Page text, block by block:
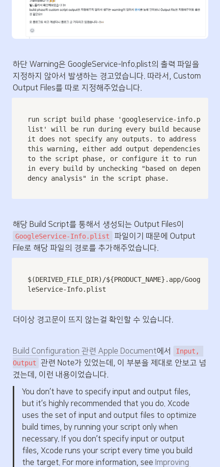
하단 Warning은 GoogleService-Info.plist의 출력 파일을
지정하지 않아서 발생하는 경고였습니다. 따라서, Custom
Output Files를 따로 지정해주었습니다.
run script build phase 'googleservice-info.p
list' will be run during every build because
it does not specify any outputs. to address
this warning, either add output dependencies
to the script phase, or configure it to run
in every build by unchecking "based on depen
dency analysis" in the script phase.
GoogleService-Info.plist
파일이기 때문에 Output
File로 해당 파일의 경로를 추가해주었습니다.
$(DERIVED_FILE_DIR)/${PRODUCT_NAME}.app/Goog
leService-Info.plist
더이상 경고문이 뜨지 않는걸 확인할 수 있습니다.
Build Configuration 관련 Apple Document에서
Input,
Output
관련 Note가 있었는데, 이 부분을 제대로 안보고 넘
겼는데, 이런 내용이었습니다.
You don’t have to specify input and output files,
but it’s highly recommended that you do. Xcode
uses the set of input and output files to optimize
build times, by running your script only when
necessary. If you don’t specify input or output
files, Xcode runs your script every time you build
the target. For more information, see Improving